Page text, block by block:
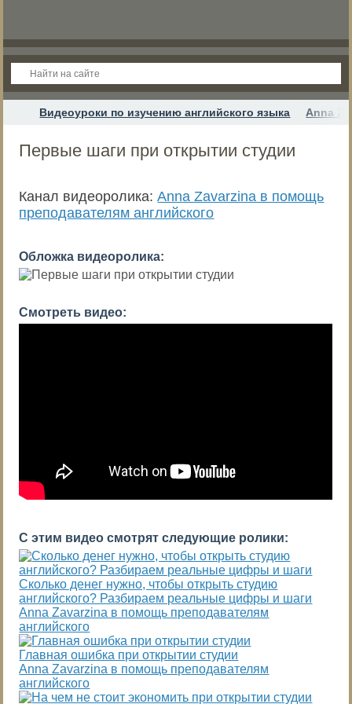
Видеоуроки по изучению английского языка Anna
Первые шаги при открытии студии
Канал видеоролика:Anna Zavarzina в помощь
преподавателям английского
Обложка видеоролика:
Смотреть видео:
С этим видео смотрят следующие ролики:
Сколько денег нужно, чтобы открыть студию
английского? Разбираем реальные цифры и шаги
Anna Zavarzina в помощь преподавателям
английского
Главная ошибка при открытии студии
Anna Zavarzina в помощь преподавателям
английского